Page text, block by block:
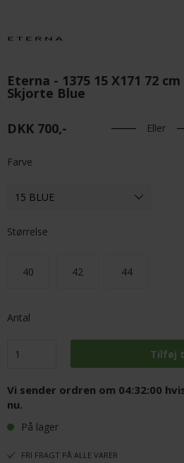
Eterna - 1375 15 X171 72
Skjorte Blue
DKK 700,- Eller
Farve
Størrelse
40 42 44
Antal
Vi sender ordren om 04:31:59
nu.
På lager
FRI FRAGT PÅ ALLE VARER